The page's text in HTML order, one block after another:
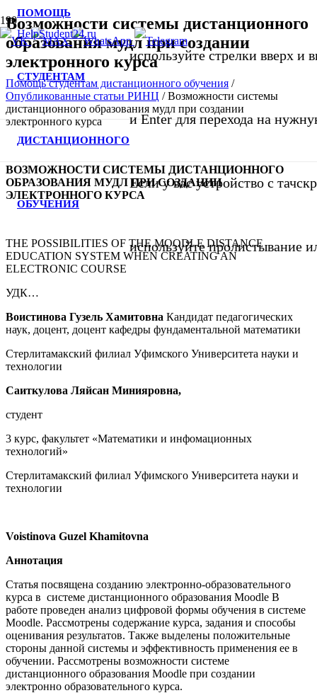
ПОМОЩЬ
СТУДЕНТАМ
ДИСТАНЦИОННОГО
ОБУЧЕНИЯ
используйте стрелки вверх и
и Enter для перехода на
Если у вас устройство с
используйте пролистывание
Возможности системы дистанционного
образования мудл при создании
электронного курса
Помощь студентам дистанционного обучения /
Опубликованные статьи РИНЦ /Возможности системы
дистанционного образования мудл при создании
электронного курса
ВОЗМОЖНОСТИ СИСТЕМЫ ДИСТАНЦИОННОГО
ОБРАЗОВАНИЯ МУДЛ ПРИ СОЗДАНИИ
ЭЛЕКТРОННОГО КУРСА
THE POSSIBILITIES OF THE MOODLE DISTANCE
EDUCATION SYSTEM WHEN CREATING AN
ELECTRONIC COURSE
УДК…
Воистинова Гузель Хамитовна Кандидат педагогических
наук, доцент, доцент кафедры фундаментальной математики
Стерлитамакский филиал Уфимского Университета науки и
технологии
Саиткулова Ляйсан Минияровна,
студент
3 курс, факультет «Математики и инфомационных
технологий»
Стерлитамакский филиал Уфимского Университета науки и
технологии
Voistinova Guzel Khamitovna
Аннотация
Статья посвящена созданию электронно-образовательного
курса в системе дистанционного образования Moodle В
работе проведен анализ цифровой формы обучения в системе
Moodle. Рассмотрены содержание курса, задания и способы
оценивания результатов. Также выделены положительные
стороны данной системы и эффективность применения ее в
обучении. Рассмотрены возможности системе
дистанционного образования Moodle при создании
электронно образовательного курса.